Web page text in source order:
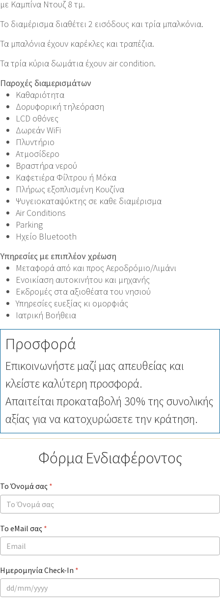
με Καμπίνα Ντουζ 8 τμ.
Το διαμέρισμα διαθέτει 2 εισόδους και τρία μπαλκόνια.
Τα μπαλόνια έχουν καρέκλες και τραπέζια.
Τα τρία κύρια δωμάτια έχουν air condition.
Παροχές διαμερισμάτων
Καθαριότητα
Δορυφορική τηλεόραση
LCD οθόνες
Δωρεάν WiFi
Πλυντήριο
Ατμοσίδερο
Βραστήρα νερού
Καφετιέρα Φίλτρου ή Μόκα
Πλήρως εξοπλισμένη Κουζίνα
Ψυγειοκαταψύκτης σε καθε διαμέρισμα
Air Conditions
Parking
Ηχείο Bluetooth
Υπηρεσίες με επιπλέον χρέωση
Μεταφορά από και προς Αεροδρόμιο/Λιμάνι
Ενοικίαση αυτοκινήτου και μηχανής
Εκδρομές στα αξιοθέατα του νησιού
Υπηρεσίες ευεξίας κι ομορφιάς
Ιατρική Βοήθεια
Προσφορά
Επικοινωνήστε μαζί μας απευθείας και
κλείστε καλύτερη προσφορά.
Απαιτείται προκαταβολή 30% της συνολικής
αξίας για να κατοχυρώσετε την κράτηση.
Φόρμα Ενδιαφέροντος
Το Όνομά σας *
Το eMail σας *
Ημερομηνία Check-In *